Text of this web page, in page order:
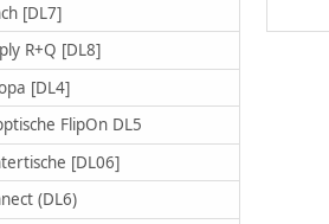
[DL7]
R+Q [DL8]
[DL4]
FlipOn DL5
[DL06]
(DL6)